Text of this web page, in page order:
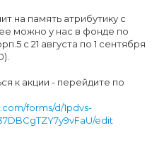
на память атрибутику с
можно у нас в фонде по
с 21 августа по 1 сентября
к акции - перейдите по
forms/d/1pdvs-
edit